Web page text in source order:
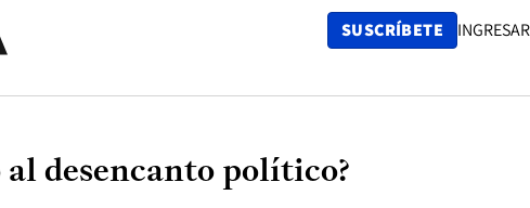
SUSCRÍBETE INGRESAR
desencanto político?